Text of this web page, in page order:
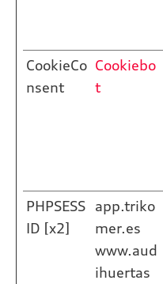
CookieCo
nsent
Cookiebo
t
PHPSESS
ID [x2]
app.triko
mer.es
www.aud
ihuertas